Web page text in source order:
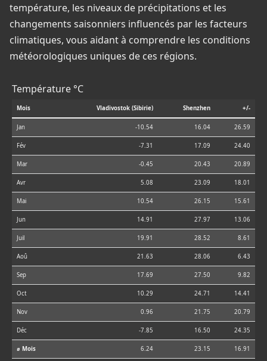
température, les niveaux de précipitations et les
changements saisonniers influencés par les facteurs
climatiques, vous aidant à comprendre les conditions
météorologiques uniques de ces régions.
Température °C
Mois Vladivostok (Sibirie) Shenzhen +/-
Jan -10.54 16.04 26.59
Fév -7.31 17.09 24.40
Mar -0.45 20.43 20.89
Avr 5.08 23.09 18.01
Mai 10.54 26.15 15.61
Jun 14.91 27.97 13.06
Juil 19.91 28.52 8.61
Aoû 21.63 28.06 6.43
Sep 17.69 27.50 9.82
Oct 10.29 24.71 14.41
Nov 0.96 21.75 20.79
Déc -7.85 16.50 24.35
⌀ Mois 6.24 23.15 16.91